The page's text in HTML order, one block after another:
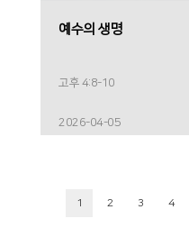
예수의 생명
고후 4:8-10
2026-04-05
1 2 3 4